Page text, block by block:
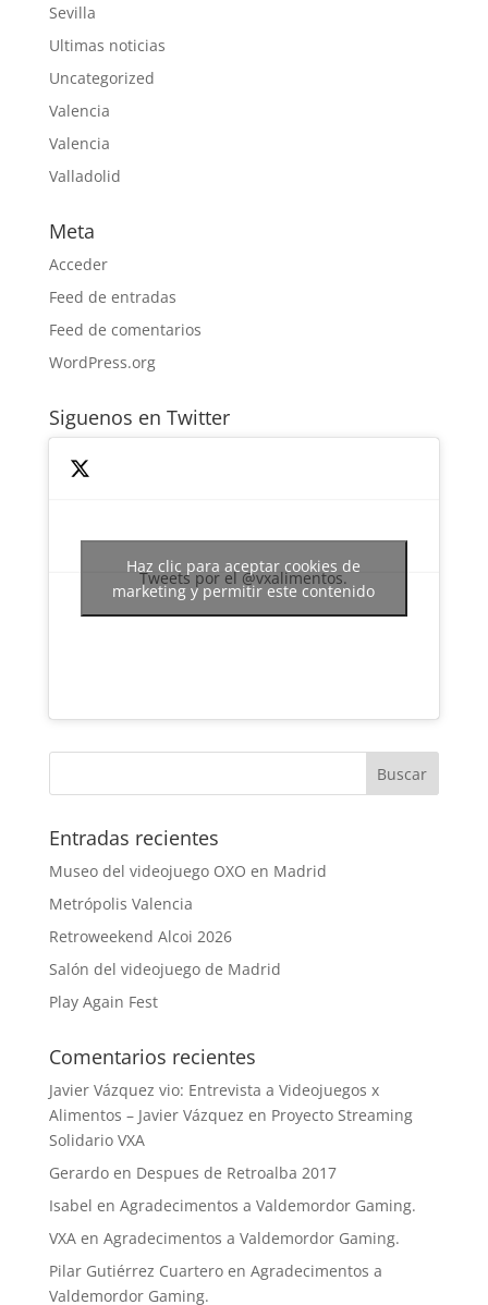
Sevilla
Ultimas noticias
Uncategorized
Valencia
Valencia
Valladolid
Meta
Acceder
Feed de entradas
Feed de comentarios
WordPress.org
Siguenos en Twitter
Tweets por el @vxalimentos.
Haz clic para aceptar cookies de
marketing y permitir este contenido
Entradas recientes
Museo del videojuego OXO en Madrid
Metrópolis Valencia
Retroweekend Alcoi 2026
Salón del videojuego de Madrid
Play Again Fest
Comentarios recientes
Javier Vázquez vio: Entrevista a Videojuegos x
Alimentos – Javier Vázquez en Proyecto Streaming
Solidario VXA
Gerardoen Despues de Retroalba 2017
Isabel en Agradecimentos a Valdemordor Gaming.
VXAen Agradecimentos a Valdemordor Gaming.
Pilar Gutiérrez Cuarteroen Agradecimentos a
Valdemordor Gaming.